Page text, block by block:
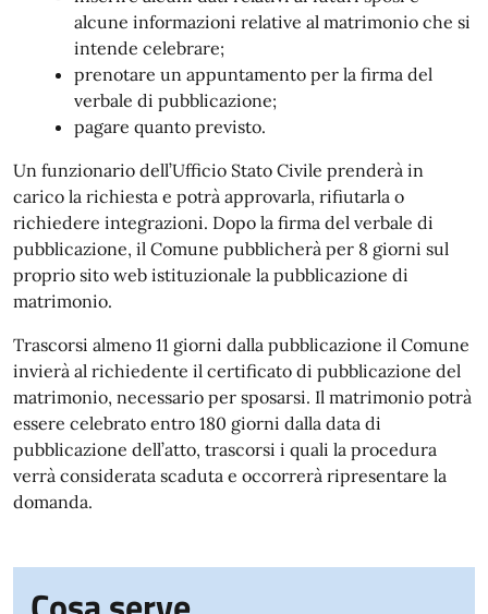
alcune informazioni relative al matrimonio che si
intende celebrare;
prenotare un appuntamento per la firma del
verbale di pubblicazione;
pagare quanto previsto.
Un funzionario dell’Ufficio Stato Civile prenderà in
carico la richiesta e potrà approvarla, rifiutarla o
richiedere integrazioni. Dopo la firma del verbale di
pubblicazione, il Comune pubblicherà per 8 giorni sul
proprio sito web istituzionale la pubblicazione di
matrimonio.
Trascorsi almeno 11 giorni dalla pubblicazione il Comune
invierà al richiedente il certificato di pubblicazione del
matrimonio, necessario per sposarsi. Il matrimonio potrà
essere celebrato entro 180 giorni dalla data di
pubblicazione dell’atto, trascorsi i quali la procedura
verrà considerata scaduta e occorrerà ripresentare la
domanda.